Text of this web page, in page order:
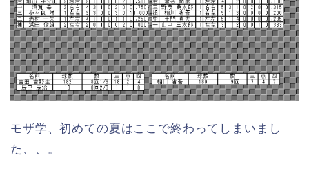
モザ学、初めての夏はここで終わってしまいまし
た、、。